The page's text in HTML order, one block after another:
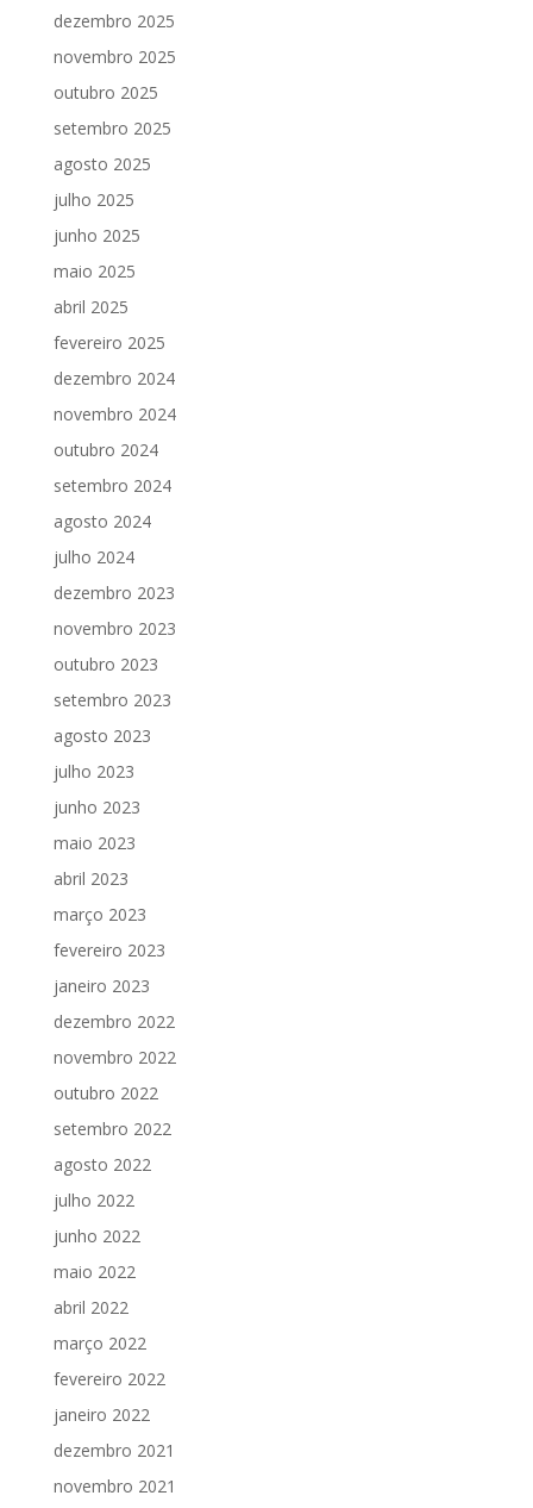
dezembro 2025
novembro 2025
outubro 2025
setembro 2025
agosto 2025
julho 2025
junho 2025
maio 2025
abril 2025
fevereiro 2025
dezembro 2024
novembro 2024
outubro 2024
setembro 2024
agosto 2024
julho 2024
dezembro 2023
novembro 2023
outubro 2023
setembro 2023
agosto 2023
julho 2023
junho 2023
maio 2023
abril 2023
março 2023
fevereiro 2023
janeiro 2023
dezembro 2022
novembro 2022
outubro 2022
setembro 2022
agosto 2022
julho 2022
junho 2022
maio 2022
abril 2022
março 2022
fevereiro 2022
janeiro 2022
dezembro 2021
novembro 2021